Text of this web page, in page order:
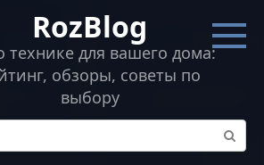
RozBlog
технике для вашего дома:
обзоры, советы по
выбору